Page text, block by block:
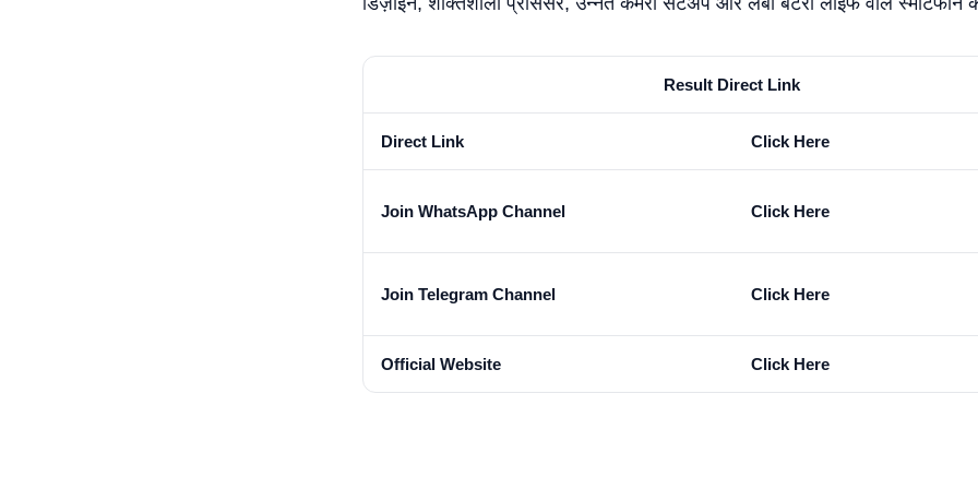
Result Direct Link
Direct Link Click Here
Join WhatsApp Channel Click Here
Join Telegram Channel Click Here
Official Website Click Here